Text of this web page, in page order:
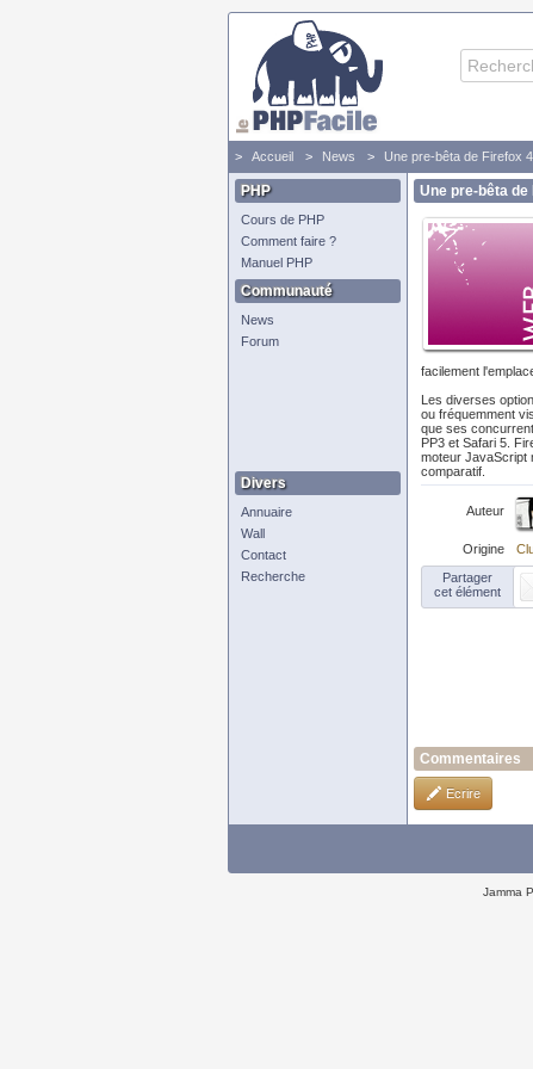
Accueil News Une pre-bêta de Firefox
PHP
Cours de PHP
Comment faire ?
Manuel PHP
Communauté
News
Forum
Divers
Annuaire
Wall
Contact
Recherche
Une pre-bêta
facilement
Les diverses
ou fréquemment
que ses
PP3 et Safari 5.
moteur JavaScript
comparatif.
Auteur
Origine
Partager
cet élément
Commentaires
Ecrire
Jamma